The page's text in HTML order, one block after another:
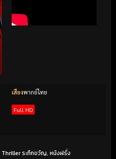
เสียงพากย์ไทย
Full HD
Thriller ระทึกขวัญ, หนังฝรั่ง